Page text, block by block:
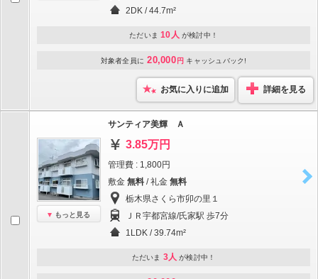
2DK / 44.7m²
ただいま 10人 が検討中！
対象者全員に 20,000 円 キャッシュバック!
お気に入りに追加 詳細を見る
もっと見る
サンティア美輝 Ａ
3.85万円
管理費 : 1,800円
敷金 無料 / 礼金 無料
栃木県さくら市卯の里１
ＪＲ宇都宮線/氏家駅 歩7分
1LDK / 39.74m²
ただいま 3人 が検討中！